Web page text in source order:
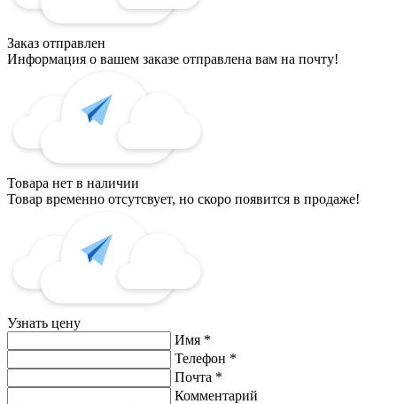
Заказ отправлен
Информация о вашем заказе отправлена вам на почту!
Товара нет в наличии
Товар временно отсутсвует, но скоро появится в продаже!
Узнать цену
Имя *
Телефон *
Почта *
Комментарий